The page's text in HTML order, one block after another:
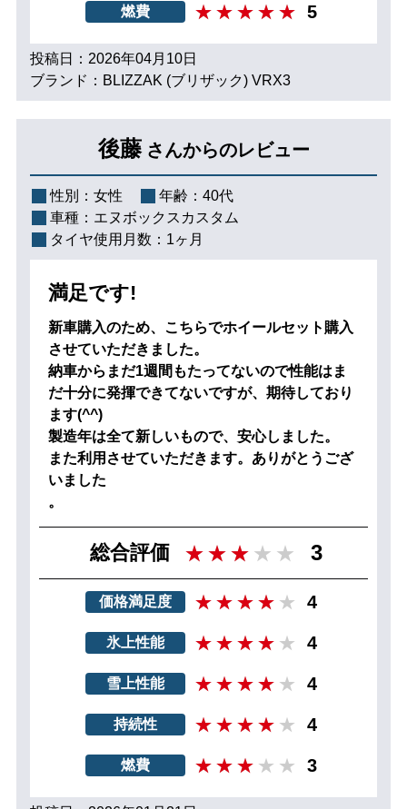
燃費 5
投稿日：2026年04月10日
ブランド：BLIZZAK (ブリザック) VRX3
後藤 さんからのレビュー
性別： 女性 年齢： 40代
車種： エヌボックスカスタム
タイヤ使用月数： 1ヶ月
満足です!
新車購入のため、こちらでホイールセット購入
させていただきました。
納車からまだ1週間もたってないので性能はま
だ十分に発揮できてないですが、期待しており
ます(^^)
製造年は全て新しいもので、安心しました。
また利用させていただきます。ありがとうござ
いました
。
総合評価 3
価格満足度 4
氷上性能 4
雪上性能 4
持続性 4
燃費 3